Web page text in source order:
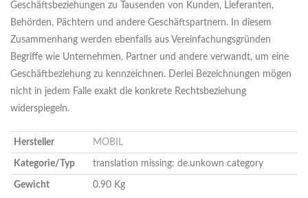
Geschäftsbeziehungen zu Tausenden von Kunden, Lieferanten,
Behörden, Pächtern und andere Geschäftspartnern. In diesem
Zusammenhang werden ebenfalls aus Vereinfachungsgründen
Begriffe wie Unternehmen, Partner und andere verwandt, um eine
Geschäftbeziehung zu kennzeichnen. Derlei Bezeichnungen mögen
nicht in jedem Falle exakt die konkrete Rechtsbeziehung
widerspiegeln.
Hersteller MOBIL
Kategorie/Typ translation missing: de.unkown category
Gewicht 0.90 Kg